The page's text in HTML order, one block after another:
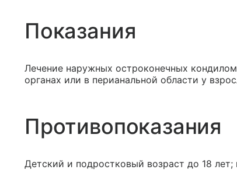
Показания
Лечение наружных остроконечных
органах или в перианальной области у
Противопоказания
Детский и подростковый возраст до 18